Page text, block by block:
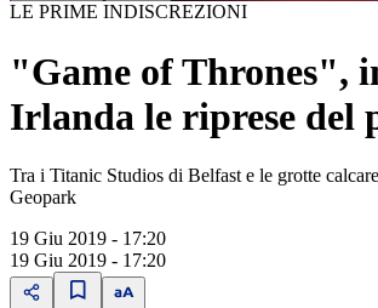
LE PRIME INDISCREZIONI
"Game of Thrones",
Irlanda le riprese del
Tra i Titanic Studios di Belfast e le grotte
Geopark
19 Giu 2019 - 17:20
19 Giu 2019 - 17:20